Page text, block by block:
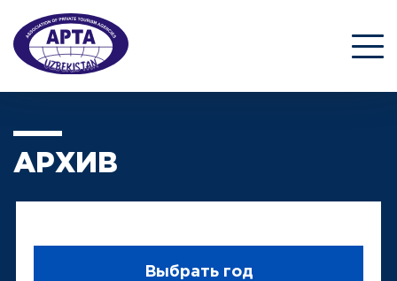
АРХИВ
Выбрать год